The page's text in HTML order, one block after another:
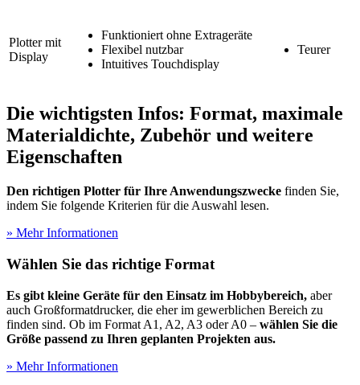
Plotter mit
Display
Funktioniert ohne Extrageräte
Flexibel nutzbar
Intuitives Touchdisplay
Teurer
Die wichtigsten Infos: Format, maximale
Materialdichte, Zubehör und weitere
Eigenschaften
Den richtigen Plotter für Ihre Anwendungszwecke finden Sie,
indem Sie folgende Kriterien für die Auswahl lesen.
» Mehr Informationen
Wählen Sie das richtige Format
Es gibt kleine Geräte für den Einsatz im Hobbybereich, aber
auch Großformatdrucker, die eher im gewerblichen Bereich zu
finden sind. Ob im Format A1, A2, A3 oder A0 – wählen Sie die
Größe passend zu Ihren geplanten Projekten aus.
» Mehr Informationen